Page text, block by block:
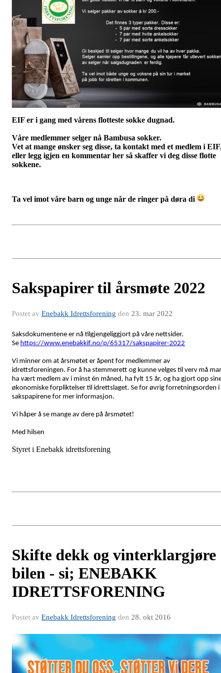
EIF er i gang med vårens flotteste sokke dugnad.
Våre medlemmer selger nå Bambusa sokker.
Vet at mange ønsker seg disse, ta kontakt med et medlem i
eller legg igjen en kommentar her så skaffer vi deg disse flotte
sokkene.
Ta vel imot våre barn og unge når de ringer på døra di
Sakspapirer til årsmøte 2022
Postet av Enebakk Idrettsforening den 23. mar 2022
Saksdokumentene er nå tilgjengeliggjort på våre nettsider.
Se https://www.enebakkif.no/p/65317/sakspapirer-2022
Vi minner om at årsmøtet er åpent for medlemmer av
idrettsforeningen. For å ha stemmerett og kunne velges til verv må
ha vært medlem av i minst én måned, ha fylt 15 år, og ha gjort opp
økonomiske forpliktelser til idrettslaget. Se for øvrig forretningsorden i
sakspapirene for mer informasjon.
Vi håper å se mange av dere på årsmøtet!
Med hilsen
Styret i Enebakk idrettsforening
Skifte dekk og vinterklargjøre
bilen - si; ENEBAKK
IDRETTSFORENING
Postet av Enebakk Idrettsforening den 28. okt 2016